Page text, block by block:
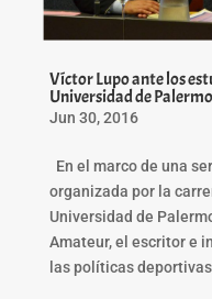
Víctor Lupo ante los
Universidad de Palermo
Jun 30, 2016
En el marco de una
organizada por la
Universidad de
Amateur, el escritor e
las políticas